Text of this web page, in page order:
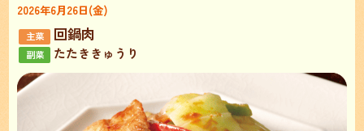
2026年6月26日(金)
回鍋肉
たたききゅうり